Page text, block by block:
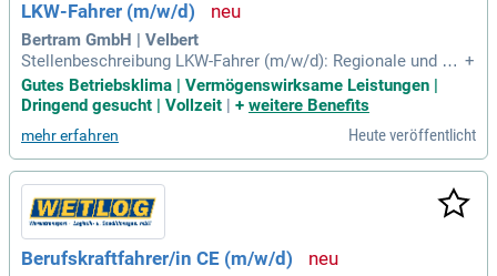
LKW-Fahrer (m/w/d)
Bertram GmbH | Velbert
Stellenbeschreibung LKW-Fahrer (m/w/d): Regionale und bu
ndesweite Einsätze mit Saugwagen sowie Muldenkipper; Pfl
ege von Zugmaschinen sowie Anhänger und Anbaugeräte; A
Einsatzzeit 170 – 180 Stunden
+
Gutes Betriebsklima | Vermögenswirksame Leistungen |
Dringend gesucht | Vollzeit
+ weitere Benefits
mehr erfahren Heute veröffentlicht
Berufskraftfahrer/in CE (m/w/d)